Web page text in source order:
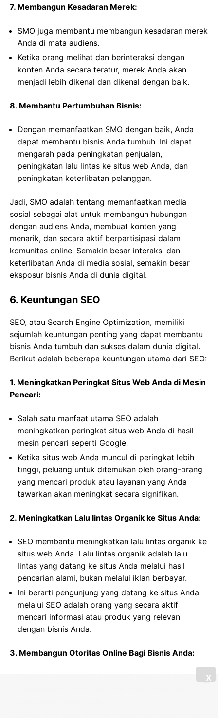
7. Membangun Kesadaran Merek:
SMO juga membantu membangun kesadaran merek
Anda di mata audiens.
Ketika orang melihat dan berinteraksi dengan
konten Anda secara teratur, merek Anda akan
menjadi lebih dikenal dan dikenal dengan baik.
8. Membantu Pertumbuhan Bisnis:
Dengan memanfaatkan SMO dengan baik, Anda
dapat membantu bisnis Anda tumbuh. Ini dapat
mengarah pada peningkatan penjualan,
peningkatan lalu lintas ke situs web Anda, dan
peningkatan keterlibatan pelanggan.
Jadi, SMO adalah tentang memanfaatkan media
sosial sebagai alat untuk membangun hubungan
dengan audiens Anda, membuat konten yang
menarik, dan secara aktif berpartisipasi dalam
komunitas online. Semakin besar interaksi dan
keterlibatan Anda di media sosial, semakin besar
eksposur bisnis Anda di dunia digital.
6. Keuntungan SEO
SEO, atau Search Engine Optimization, memiliki
sejumlah keuntungan penting yang dapat membantu
bisnis Anda tumbuh dan sukses dalam dunia digital.
Berikut adalah beberapa keuntungan utama dari SEO:
1. Meningkatkan Peringkat Situs Web Anda di Mesin
Pencari:
Salah satu manfaat utama SEO adalah
meningkatkan peringkat situs web Anda di hasil
mesin pencari seperti Google.
Ketika situs web Anda muncul di peringkat lebih
tinggi, peluang untuk ditemukan oleh orang-orang
yang mencari produk atau layanan yang Anda
tawarkan akan meningkat secara signifikan.
2. Meningkatkan Lalu lintas Organik ke Situs Anda:
SEO membantu meningkatkan lalu lintas organik ke
situs web Anda. Lalu lintas organik adalah lalu
lintas yang datang ke situs Anda melalui hasil
pencarian alami, bukan melalui iklan berbayar.
Ini berarti pengunjung yang datang ke situs Anda
melalui SEO adalah orang yang secara aktif
mencari informasi atau produk yang relevan
dengan bisnis Anda.
3. Membangun Otoritas Online Bagi Bisnis Anda:
Dengan memperbaiki peringkat situs web Anda di
X